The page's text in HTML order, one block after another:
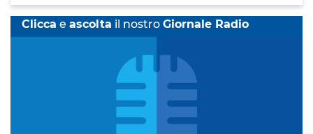
Clicca e ascolta il nostro Giornale Radio